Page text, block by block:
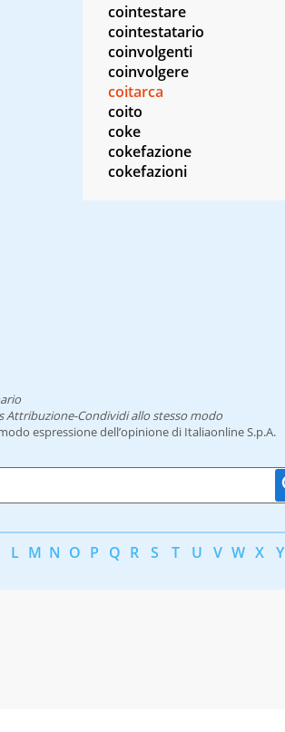
cointestare
cointestatario
coinvolgenti
coinvolgere
coitarca
coito
coke
cokefazione
cokefazioni
Attribuzione-Condividi allo stesso modo
espressione dell’opinione di Italiaonline S.p.A.
L M N O P Q R S T U V W X Y